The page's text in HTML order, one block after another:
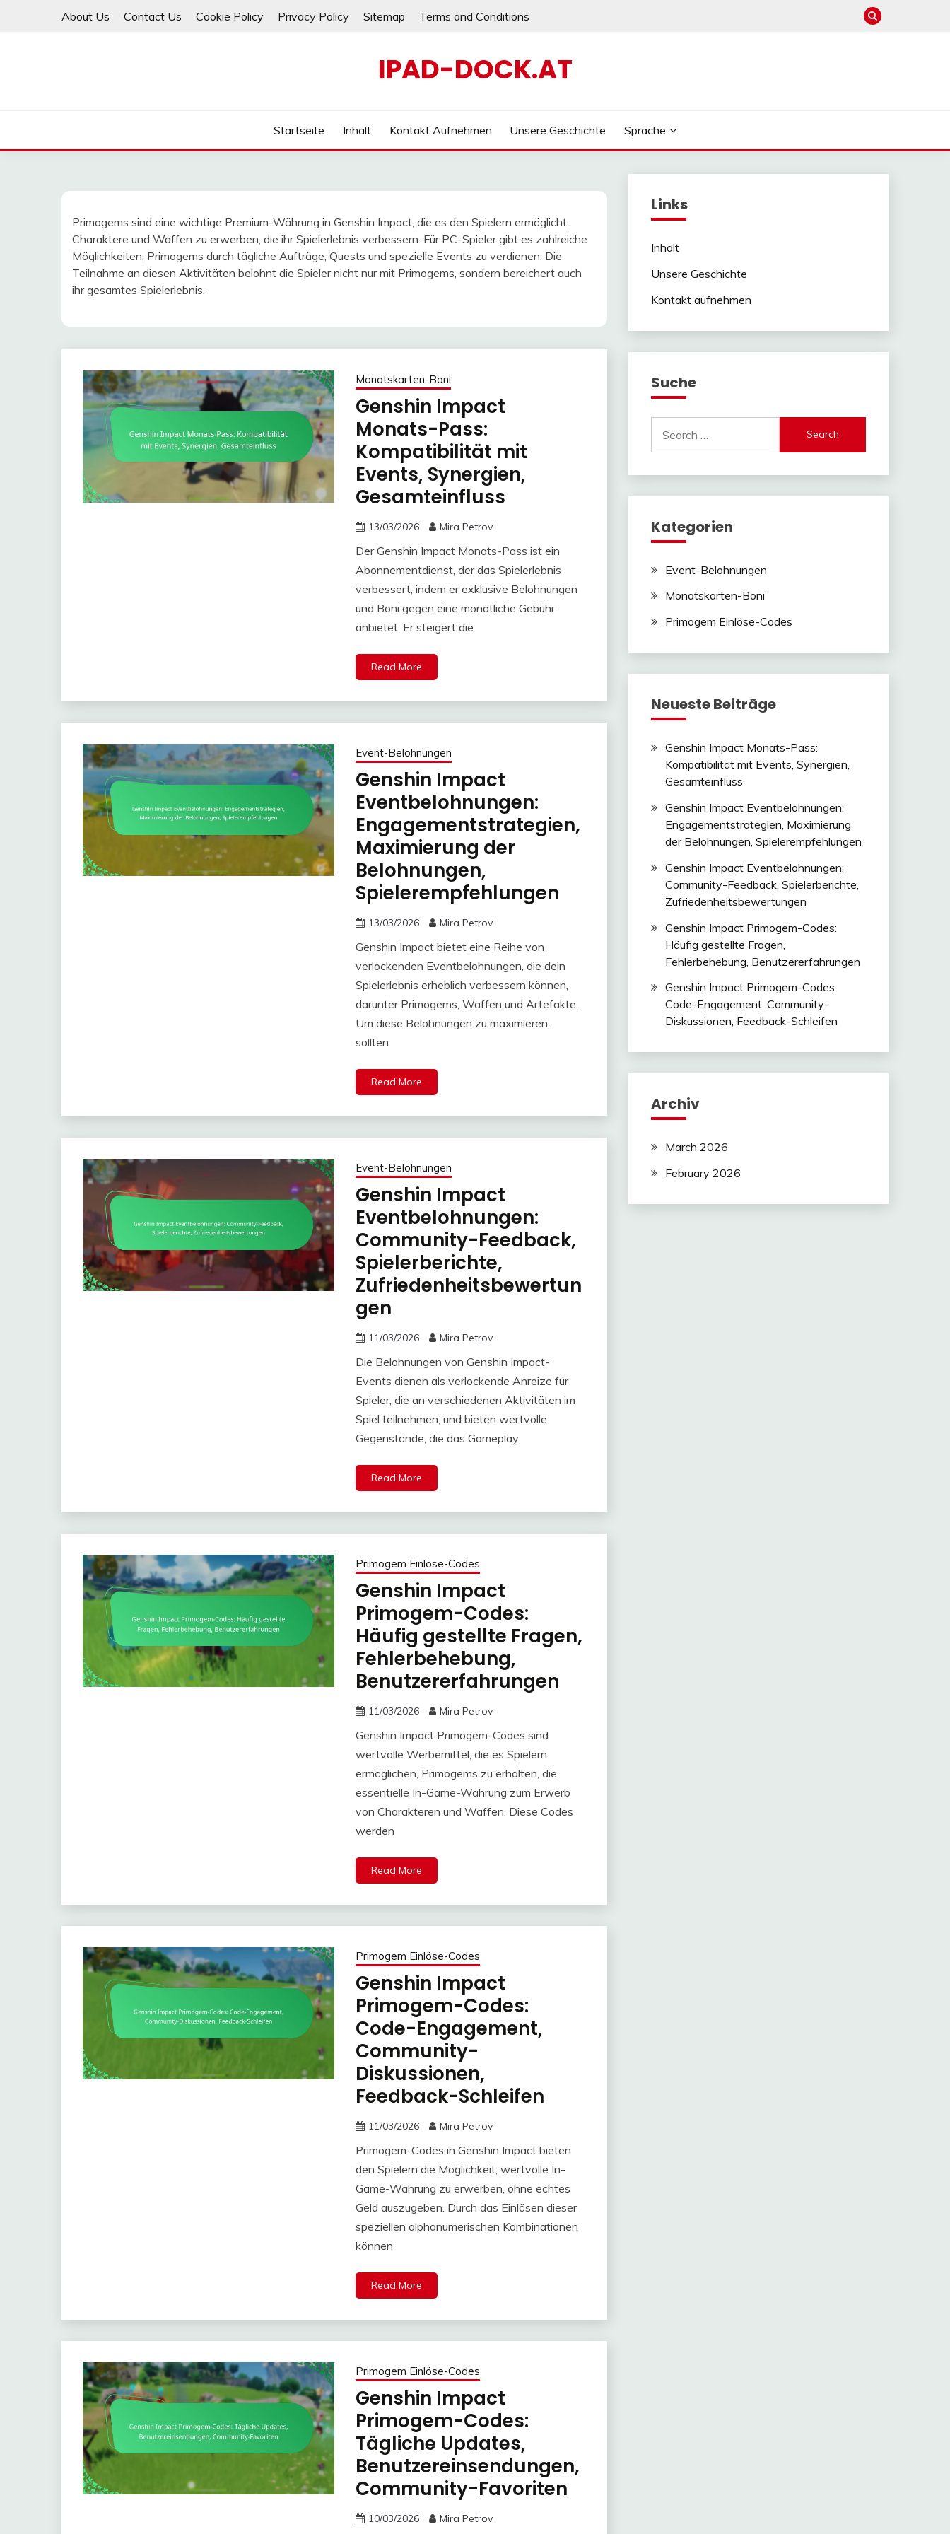
About Us Contact Us Cookie Policy Privacy Policy Sitemap Terms and Conditions
IPAD-DOCK.AT
Startseite Inhalt Kontakt Aufnehmen Unsere Geschichte Sprache
Primogems sind eine wichtige Premium-Währung in Genshin Impact, die es den Spielern ermöglicht,
Charaktere und Waffen zu erwerben, die ihr Spielerlebnis verbessern. Für PC-Spieler gibt es zahlreiche
Möglichkeiten, Primogems durch tägliche Aufträge, Quests und spezielle Events zu verdienen. Die
Teilnahme an diesen Aktivitäten belohnt die Spieler nicht nur mit Primogems, sondern bereichert auch
ihr gesamtes Spielerlebnis.
Monatskarten-Boni
Genshin Impact
Monats-Pass:
Kompatibilität mit
Events, Synergien,
Gesamteinfluss
13/03/2026 Mira Petrov
Der Genshin Impact Monats-Pass ist ein
Abonnementdienst, der das Spielerlebnis
verbessert, indem er exklusive Belohnungen
und Boni gegen eine monatliche Gebühr
anbietet. Er steigert die
Read More
Event-Belohnungen
Genshin Impact
Eventbelohnungen:
Engagementstrategien,
Maximierung der
Belohnungen,
Spielerempfehlungen
13/03/2026 Mira Petrov
Genshin Impact bietet eine Reihe von
verlockenden Eventbelohnungen, die dein
Spielerlebnis erheblich verbessern können,
darunter Primogems, Waffen und Artefakte.
Um diese Belohnungen zu maximieren,
sollten
Read More
Event-Belohnungen
Genshin Impact
Eventbelohnungen:
Community-Feedback,
Spielerberichte,
Zufriedenheitsbewertun
gen
11/03/2026 Mira Petrov
Die Belohnungen von Genshin Impact-
Events dienen als verlockende Anreize für
Spieler, die an verschiedenen Aktivitäten im
Spiel teilnehmen, und bieten wertvolle
Gegenstände, die das Gameplay
Read More
Primogem Einlöse-Codes
Genshin Impact
Primogem-Codes:
Häufig gestellte Fragen,
Fehlerbehebung,
Benutzererfahrungen
11/03/2026 Mira Petrov
Genshin Impact Primogem-Codes sind
wertvolle Werbemittel, die es Spielern
ermöglichen, Primogems zu erhalten, die
essentielle In-Game-Währung zum Erwerb
von Charakteren und Waffen. Diese Codes
werden
Read More
Primogem Einlöse-Codes
Genshin Impact
Primogem-Codes:
Code-Engagement,
Community-
Diskussionen,
Feedback-Schleifen
11/03/2026 Mira Petrov
Primogem-Codes in Genshin Impact bieten
den Spielern die Möglichkeit, wertvolle In-
Game-Währung zu erwerben, ohne echtes
Geld auszugeben. Durch das Einlösen dieser
speziellen alphanumerischen Kombinationen
können
Read More
Primogem Einlöse-Codes
Genshin Impact
Primogem-Codes:
Tägliche Updates,
Benutzereinsendungen,
Community-Favoriten
10/03/2026 Mira Petrov
Links
Inhalt
Unsere Geschichte
Kontakt aufnehmen
Suche
for:
Kategorien
Event-Belohnungen
Monatskarten-Boni
Primogem Einlöse-Codes
Neueste Beiträge
Genshin Impact Monats-Pass:
Kompatibilität mit Events, Synergien,
Gesamteinfluss
Genshin Impact Eventbelohnungen:
Engagementstrategien, Maximierung
der Belohnungen, Spielerempfehlungen
Genshin Impact Eventbelohnungen:
Community-Feedback, Spielerberichte,
Zufriedenheitsbewertungen
Genshin Impact Primogem-Codes:
Häufig gestellte Fragen,
Fehlerbehebung, Benutzererfahrungen
Genshin Impact Primogem-Codes:
Code-Engagement, Community-
Diskussionen, Feedback-Schleifen
Archiv
March 2026
February 2026